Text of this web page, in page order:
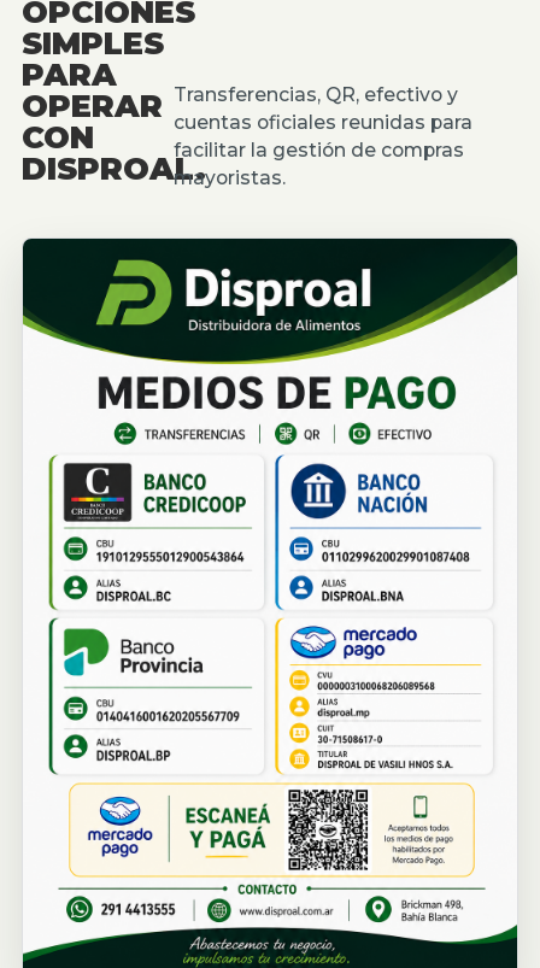
OPCIONES
SIMPLES
PARA
OPERAR
CON
DISPROAL.
Transferencias, QR, efectivo y
cuentas oficiales reunidas para
facilitar la gestión de compras
mayoristas.